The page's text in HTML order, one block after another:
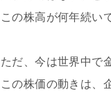
この株高が何年続い
ただ、今は世界中で
この株価の動きは、